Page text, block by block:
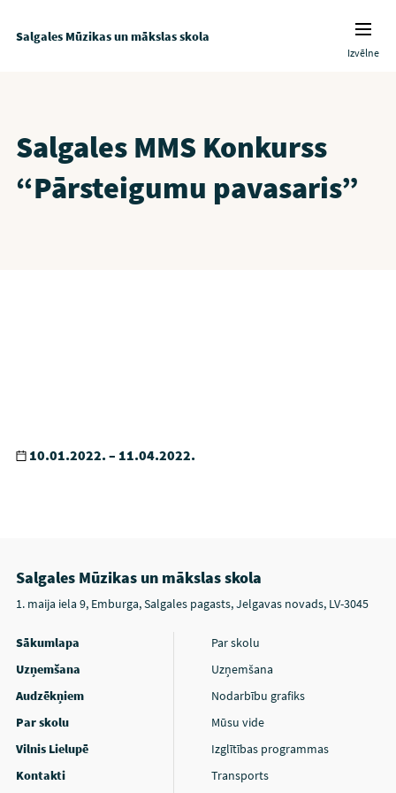
Salgales Mūzikas un mākslas skola
Izvēlne
Salgales MMS Konkurss
“Pārsteigumu pavasaris”
10.01.2022. – 11.04.2022.
Salgales Mūzikas un mākslas skola
1. maija iela 9, Emburga, Salgales pagasts, Jelgavas novads, LV-3045
Sākumlapa
Uzņemšana
Audzēkņiem
Par skolu
Vilnis Lielupē
Kontakti
Par skolu
Uzņemšana
Nodarbību grafiks
Mūsu vide
Izglītības programmas
Transports